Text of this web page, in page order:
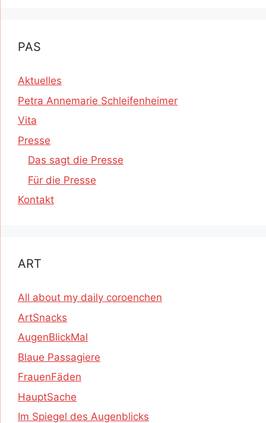
PAS
Aktuelles
Petra Annemarie Schleifenheimer
Vita
Presse
Das sagt die Presse
Für die Presse
Kontakt
ART
All about my daily coroenchen
ArtSnacks
AugenBlickMal
Blaue Passagiere
FrauenFäden
HauptSache
Im Spiegel des Augenblicks